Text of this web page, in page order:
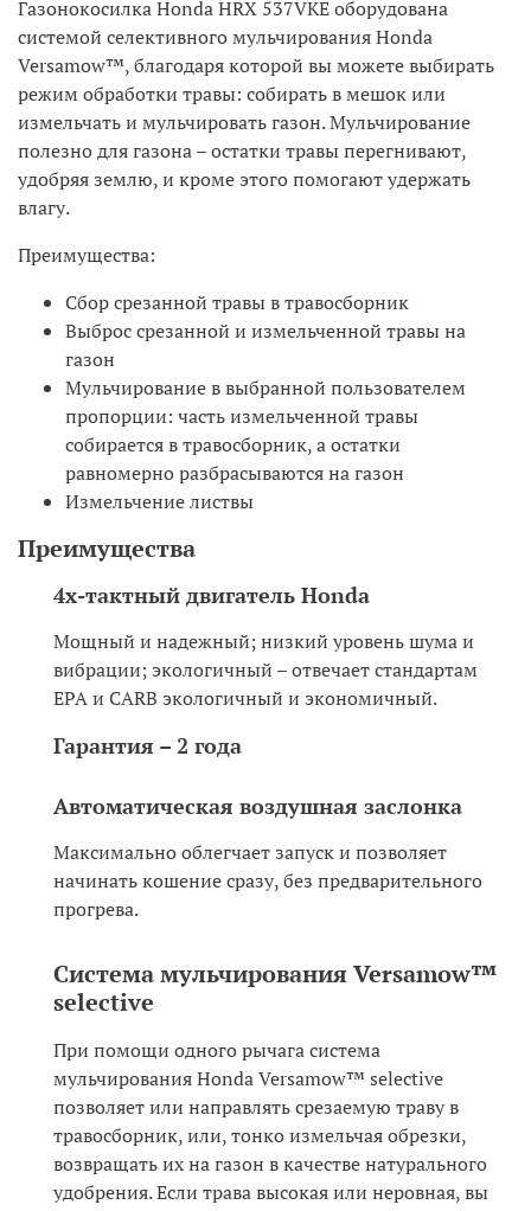
Газонокосилка Honda HRX 537VKE оборудована
системой селективного мульчирования Honda
Versamow™, благодаря которой вы можете выбирать
режим обработки травы: собирать в мешок или
измельчать и мульчировать газон. Мульчирование
полезно для газона – остатки травы перегнивают,
удобряя землю, и кроме этого помогают удержать
влагу.
Преимущества:
Сбор срезанной травы в травосборник
Выброс срезанной и измельченной травы на
газон
Мульчирование в выбранной пользователем
пропорции: часть измельченной травы
собирается в травосборник, а остатки
равномерно разбрасываются на газон
Измельчение листвы
Преимущества
4х-тактный двигатель Honda
Мощный и надежный; низкий уровень шума и
вибрации; экологичный – отвечает стандартам
EPA и CARB экологичный и экономичный.
Гарантия – 2 года
Автоматическая воздушная заслонка
Максимально облегчает запуск и позволяет
начинать кошение сразу, без предварительного
прогрева.
Система мульчирования Versamow™
selective
При помощи одного рычага система
мульчирования Honda Versamow™ selective
позволяет или направлять срезаемую траву в
травосборник, или, тонко измельчая обрезки,
возвращать их на газон в качестве натурального
удобрения. Если трава высокая или неровная, вы